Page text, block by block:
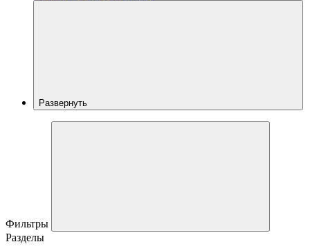
Развернуть
Фильтры
Разделы